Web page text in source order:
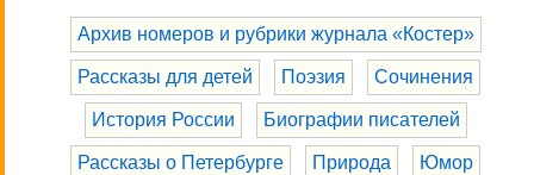
Архив номеров и рубрики журнала «Костер»
Рассказы для детей Поэзия Сочинения
История России Биографии писателей
Рассказы о Петербурге Природа Юмор